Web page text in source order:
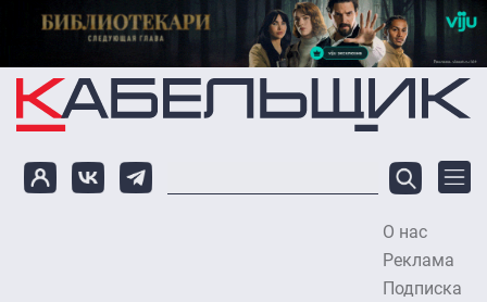
Перейти к основному содержанию
О нас
Реклама
Подписка